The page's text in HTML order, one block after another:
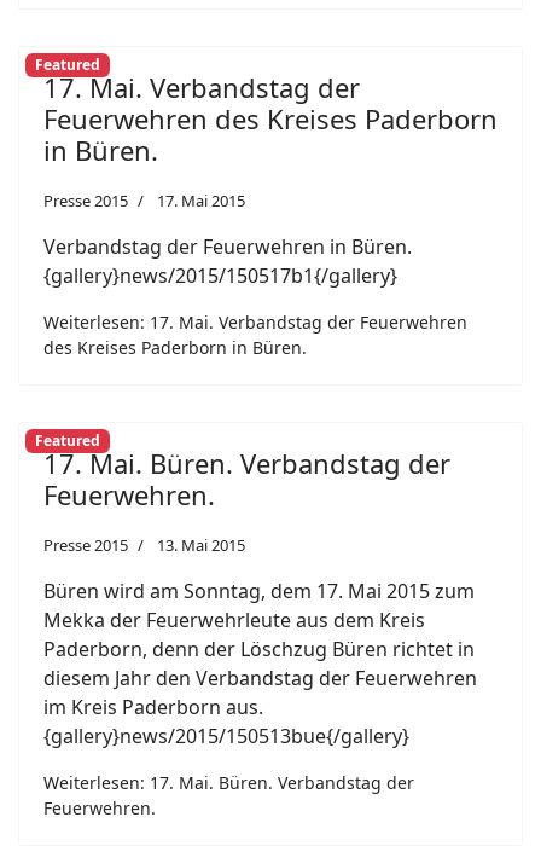
Featured
17. Mai. Verbandstag der
Feuerwehren des Kreises Paderborn
in Büren.
Presse 2015 17. Mai 2015
Verbandstag der Feuerwehren in Büren.
{gallery}news/2015/150517b1{/gallery}
Weiterlesen: 17. Mai. Verbandstag der Feuerwehren
des Kreises Paderborn in Büren.
Featured
17. Mai. Büren. Verbandstag der
Feuerwehren.
Presse 2015 13. Mai 2015
Büren wird am Sonntag, dem 17. Mai 2015 zum
Mekka der Feuerwehrleute aus dem Kreis
Paderborn, denn der Löschzug Büren richtet in
diesem Jahr den Verbandstag der Feuerwehren
im Kreis Paderborn aus.
{gallery}news/2015/150513bue{/gallery}
Weiterlesen: 17. Mai. Büren. Verbandstag der
Feuerwehren.